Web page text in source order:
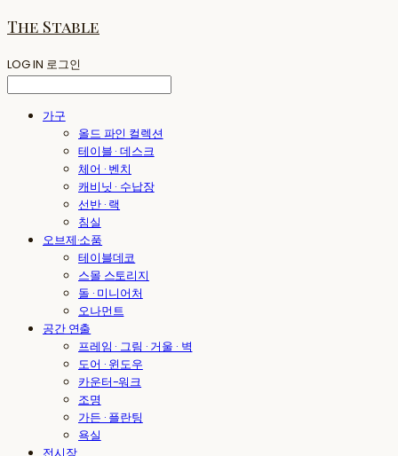
The Stable
LOG IN 로그인
가구
올드 파인 컬렉션
테이블 · 데스크
체어 · 벤치
캐비닛 · 수납장
선반 · 랙
침실
오브제·소품
테이블데코
스몰 스토리지
돌 · 미니어처
오나먼트
공간 연출
프레임 · 그림 · 거울 · 벽
도어 · 윈도우
카운터-워크
조명
가든 · 플란팅
욕실